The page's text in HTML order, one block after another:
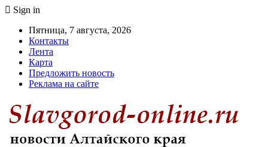
Sign in
Пятница, 7 августа, 2026
Контакты
Лента
Карта
Предложить новость
Реклама на сайте